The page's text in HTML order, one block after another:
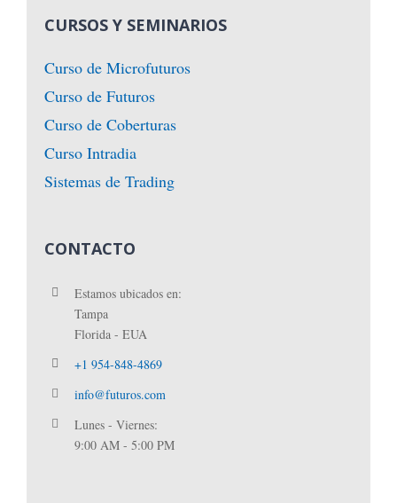
CURSOS Y SEMINARIOS
Curso de Microfuturos
Curso de Futuros
Curso de Coberturas
Curso Intradia
Sistemas de Trading
CONTACTO
Estamos ubicados en:
Tampa
Florida - EUA
+1 954-848-4869
info@futuros.com
Lunes - Viernes:
9:00 AM - 5:00 PM